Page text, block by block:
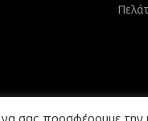
σας προσφέρουμε